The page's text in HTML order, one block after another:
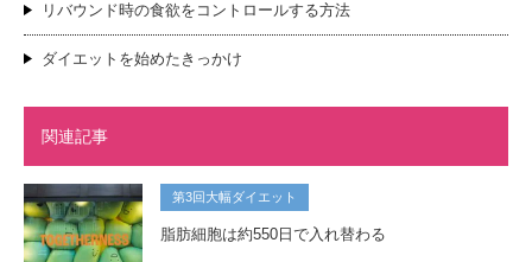
リバウンド時の食欲をコントロールする方法
ダイエットを始めたきっかけ
関連記事
第3回大幅ダイエット
脂肪細胞は約550日で入れ替わる